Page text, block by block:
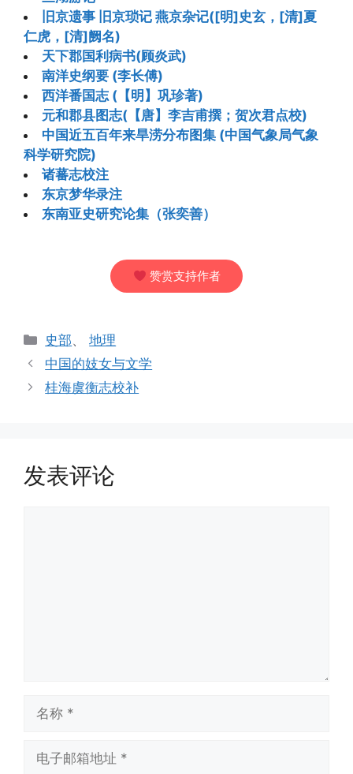
旧京遗事 旧京琐记 燕京杂记([明]史玄，[清]夏
仁虎，[清]阙名)
天下郡国利病书(顾炎武)
南洋史纲要 (李长傅)
西洋番国志 (【明】巩珍著)
元和郡县图志(【唐】李吉甫撰；贺次君点校)
中国近五百年来旱涝分布图集 (中国气象局气象
科学研究院)
诸蕃志校注
东京梦华录注
东南亚史研究论集（张奕善）
赞赏支持作者
分
类
史部、地理
中国的妓女与文学
桂海虞衡志校补
发表评论